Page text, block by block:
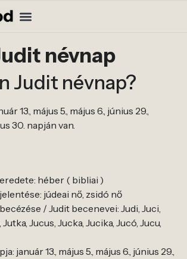
névnap
Judit névnap?
13., május 5., május 6., június 29.,
30. napján van.
héber ( bibliai )
júdeai nő, zsidó nő
/ Judit becenevei: Judi, Juci,
Jucus, Jucka, Jucika, Jucó, Jucu,
január 13., május 5., május 6., június 29.,